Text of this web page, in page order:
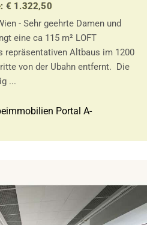
€ 1.322,50
- Sehr geehrte Damen und
eine ca 115 m² LOFT
repräsentativen Altbaus im 1200
von der Ubahn entfernt. Die
...
Portal A-